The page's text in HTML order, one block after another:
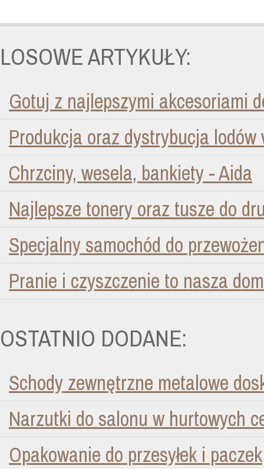
LOSOWE ARTYKUŁY:
Gotuj z najlepszymi akcesoriami
Produkcja oraz dystrybucja lodów
Chrzciny, wesela, bankiety - Aida
Najlepsze tonery oraz tusze do
Specjalny samochód do
Pranie i czyszczenie to nasza
OSTATNIO DODANE:
Schody zewnętrzne metalowe
Narzutki do salonu w hurtowych
Opakowanie do przesyłek i paczek